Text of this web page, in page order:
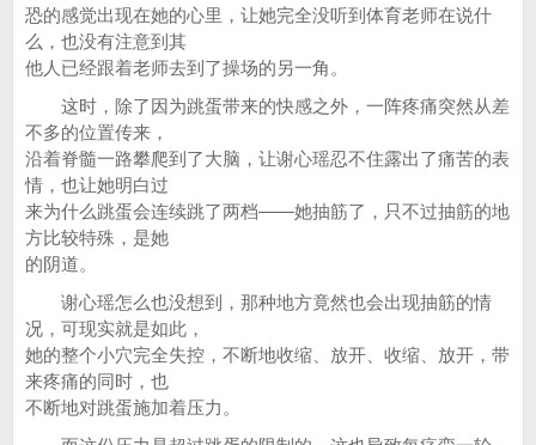
恐的感觉出现在她的心里，让她完全没听到体育老师在说什
么，也没有注意到其
他人已经跟着老师去到了操场的另一角。
这时，除了因为跳蛋带来的快感之外，一阵疼痛突然从差
不多的位置传来，
沿着脊髓一路攀爬到了大脑，让谢心瑶忍不住露出了痛苦的表
情，也让她明白过
来为什么跳蛋会连续跳了两档——她抽筋了，只不过抽筋的地
方比较特殊，是她
的阴道。
谢心瑶怎么也没想到，那种地方竟然也会出现抽筋的情
况，可现实就是如此，
她的整个小穴完全失控，不断地收缩、放开、收缩、放开，带
来疼痛的同时，也
不断地对跳蛋施加着压力。